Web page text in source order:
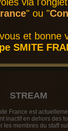
via
" ou "
et bonne
SMITE
STREAM
France est
inactif en dehors des
les membres du staff